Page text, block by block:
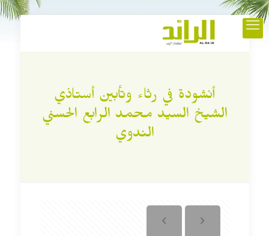
أنشودة في رثاء وتأبين أستاذي
الشيخ السيد محمد الرابع الحسني
الندوي